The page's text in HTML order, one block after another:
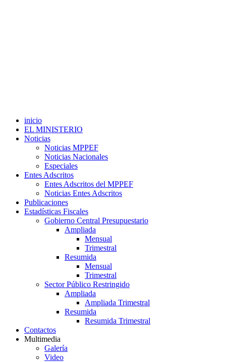
inicio
EL MINISTERIO
Noticias
Noticias MPPEF
Noticias Nacionales
Especiales
Entes Adscritos
Entes Adscritos del MPPEF
Noticias Entes Adscritos
Publicaciones
Estadísticas Fiscales
Gobierno Central Presupuestario
Ampliada
Mensual
Trimestral
Resumida
Mensual
Trimestral
Sector Público Restringido
Ampliada
Ampliada Trimestral
Resumida
Resumida Trimestral
Contactos
Multimedia
Galería
Video